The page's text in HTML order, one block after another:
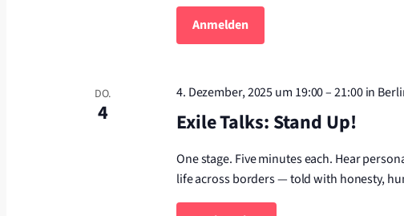
Anmelden
DO.
4
4. Dezember, 2025 um 19:00–21:00 in
Exile Talks: Stand Up!
One stage. Five minutes each. Hear
life across borders — told with honesty,